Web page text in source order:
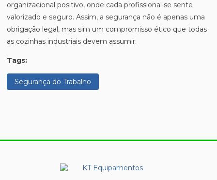
organizacional positivo, onde cada profissional se sente
valorizado e seguro. Assim, a segurança não é apenas uma
obrigação legal, mas sim um compromisso ético que todas
as cozinhas industriais devem assumir.
Tags:
Segurança do Trabalho